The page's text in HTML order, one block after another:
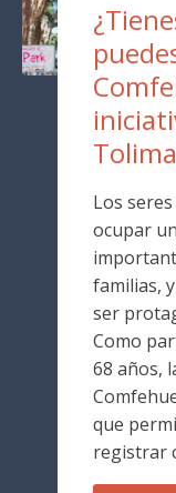
Tolima
Los
ocupar
familias,
ser
Como
68 años,
que
registrar